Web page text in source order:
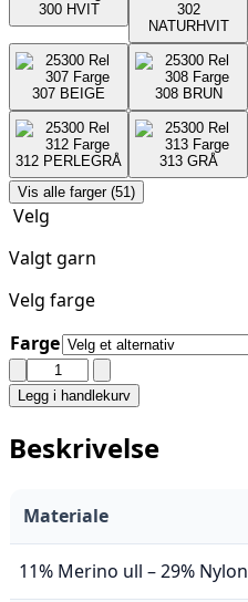
300 HVIT
302
NATURHVIT
307 BEIGE 308 BRUN
312 PERLEGRÅ 313 GRÅ
Vis alle farger (51)
Velg
Valgt garn
Velg farge
Farge
VIKING
-
BRIS
antall
Legg i handlekurv
Beskrivelse
Materiale
11% Merino ull – 29% Nylon